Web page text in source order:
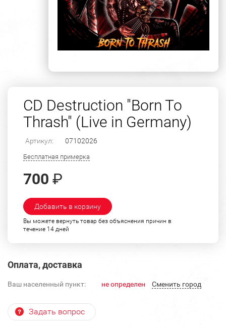
CD Destruction "Born To
Thrash" (Live in Germany)
Артикул: 07102026
Бесплатная примерка
700 ₽
Добавить в корзину
Вы можете вернуть товар без объяснения причин в
течение 14 дней
Оплата, доставка
Ваш населенный пункт: не определен Cменить город
Задать вопрос